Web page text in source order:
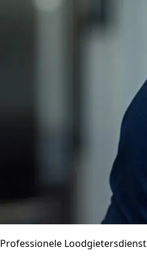
Professionele Loodgietersdienst